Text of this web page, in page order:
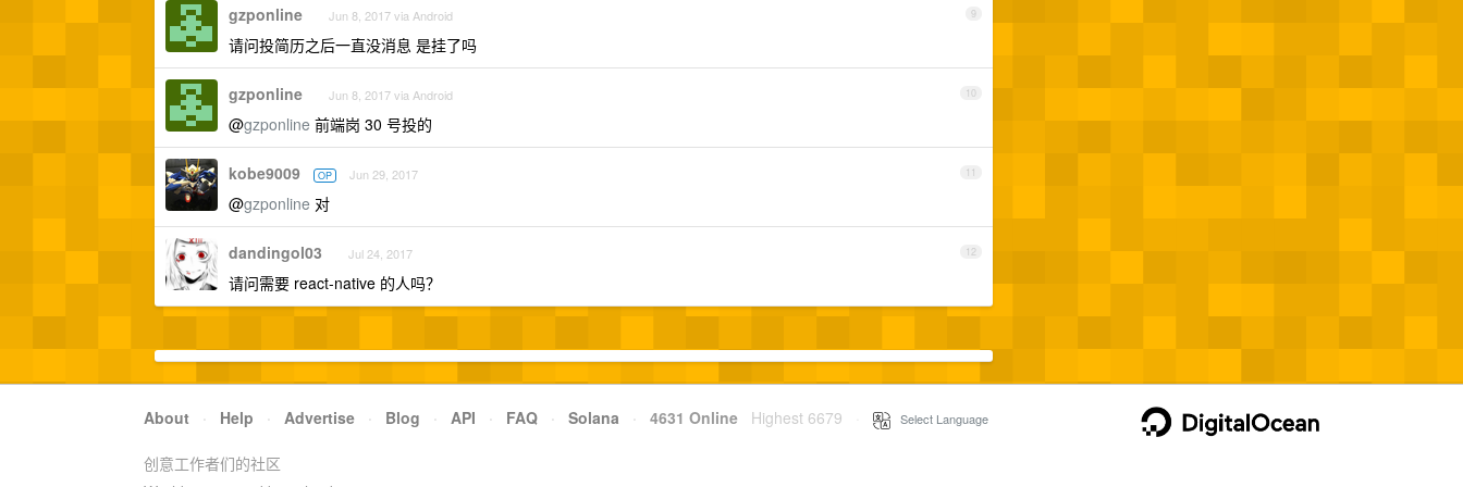
9
gzponline Jun 8, 2017 via Android
请问投简历之后一直没消息 是挂了吗
10
gzponline Jun 8, 2017 via Android
@gzponline 前端岗 30 号投的
11
kobe9009 OP Jun 29, 2017
@gzponline 对
12
dandingol03 Jul 24, 2017
请问需要 react-native 的人吗？
About · Help · Advertise · Blog · API · FAQ · Solana · 4631 Online Highest 6679 Select Language
创意工作者们的社区